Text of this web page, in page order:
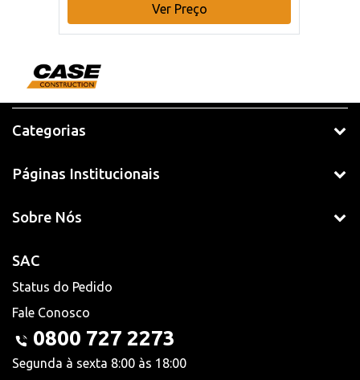
Ver Preço
Categorias
Páginas Institucionais
Sobre Nós
SAC
Status do Pedido
Fale Conosco
0800 727 2273
Segunda à sexta 8:00 às 18:00